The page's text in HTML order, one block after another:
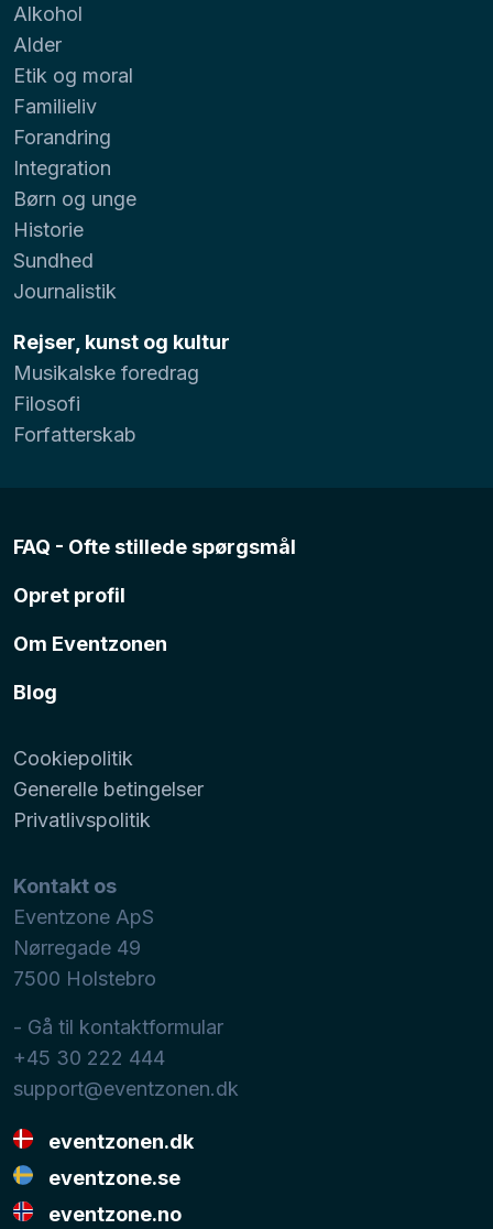
Alkohol
Alder
Etik og moral
Familieliv
Forandring
Integration
Børn og unge
Historie
Sundhed
Journalistik
Rejser, kunst og kultur
Musikalske foredrag
Filosofi
Forfatterskab
FAQ - Ofte stillede spørgsmål
Opret profil
Om Eventzonen
Blog
Cookiepolitik
Generelle betingelser
Privatlivspolitik
Kontakt os
Eventzone ApS
Nørregade 49
7500 Holstebro
- Gå til kontaktformular
+45 30 222 444
support@eventzonen.dk
eventzonen.dk
eventzone.se
eventzone.no